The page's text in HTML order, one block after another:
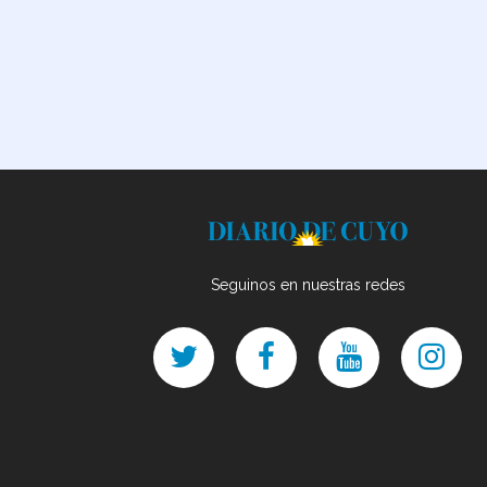
Seguinos en nuestras redes